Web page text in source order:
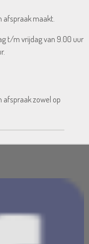
afspraak maakt.
t/m vrijdag van 9.00 uur
afspraak zowel op